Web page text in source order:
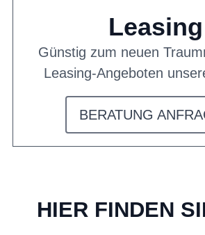
Leasing
Günstig zum neuen
Leasing-Angeboten
BERATUNG
HIER FINDEN